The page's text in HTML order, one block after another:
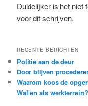
Duidelijker is het niet
voor dit schrijven.
RECENTE BERICHTEN
Politie aan de deur
Door blijven
Waarom koos de
Wallen als werkterrein?